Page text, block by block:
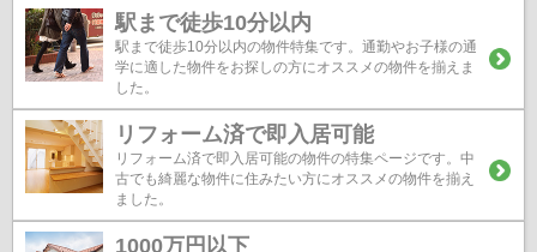
駅まで徒歩10分以内
駅まで徒歩10分以内の物件特集です。通勤やお子様の通
学に適した物件をお探しの方にオススメの物件を揃えま
した。
リフォーム済で即入居可能
リフォーム済で即入居可能の物件の特集ページです。中
古でも綺麗な物件に住みたい方にオススメの物件を揃え
ました。
1000万円以下